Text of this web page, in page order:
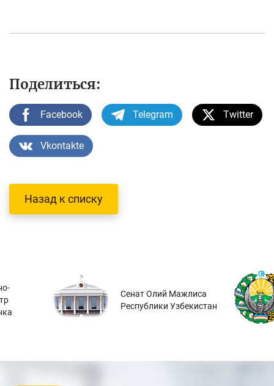
Поделиться:
Facebook Telegram Twitter
Vkontakte
Назад к списку
Сенат Олий Мажлиса
Республики Узбекистан